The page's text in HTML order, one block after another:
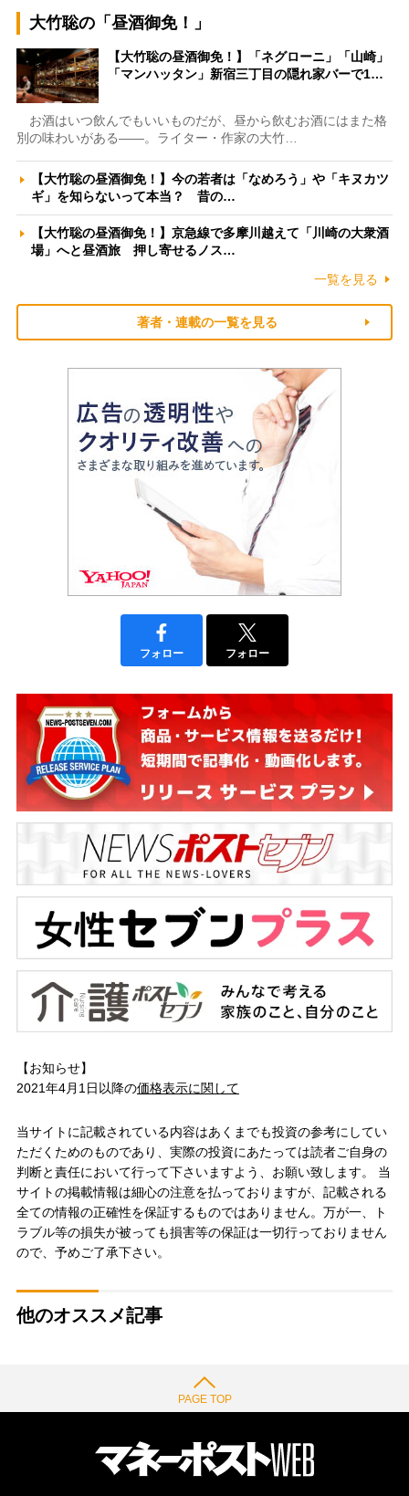
大竹聡の「昼酒御免！」
【大竹聡の昼酒御免！】「ネグローニ」「山崎」
「マンハッタン」新宿三丁目の隠れ家バーで1…
お酒はいつ飲んでもいいものだが、昼から飲むお酒にはまた格
別の味わいがある――。ライター・作家の大竹…
【大竹聡の昼酒御免！】今の若者は「なめろう」や「キヌカツ
ギ」を知らないって本当？ 昔の…
【大竹聡の昼酒御免！】京急線で多摩川越えて「川崎の大衆酒
場」へと昼酒旅 押し寄せるノス…
一覧を見る
著者・連載の一覧を見る
フォロー フォロー
【お知らせ】
2021年4月1日以降の価格表示に関して
当サイトに記載されている内容はあくまでも投資の参考にしてい
ただくためのものであり、実際の投資にあたっては読者ご自身の
判断と責任において行って下さいますよう、お願い致します。 当
サイトの掲載情報は細心の注意を払っておりますが、記載される
全ての情報の正確性を保証するものではありません。万が一、ト
ラブル等の損失が被っても損害等の保証は一切行っておりません
ので、予めご了承下さい。
他のオススメ記事
PAGE TOP